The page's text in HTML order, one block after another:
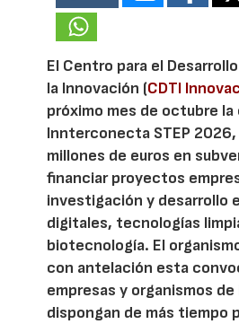
El Centro para el
la Innovación (CDTI
próximo mes de octubre
Innterconecta STEP
millones de euros en
financiar proyectos
investigación y desarrollo
digitales, tecnologías
biotecnología. El
con antelación esta
empresas y organismos
dispongan de más tiempo